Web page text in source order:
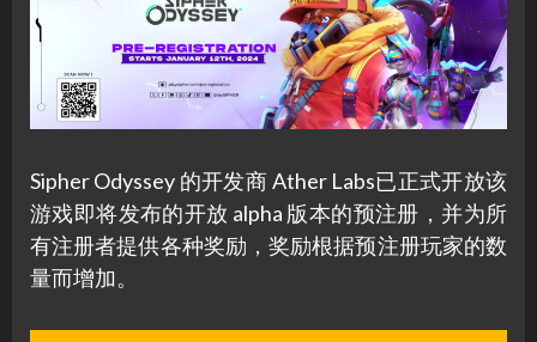
Sipher Odyssey 的开发商 Ather Labs已正式开放该
游戏即将发布的开放 alpha 版本的预注册，并为所
有注册者提供各种奖励，奖励根据预注册玩家的数
量而增加。